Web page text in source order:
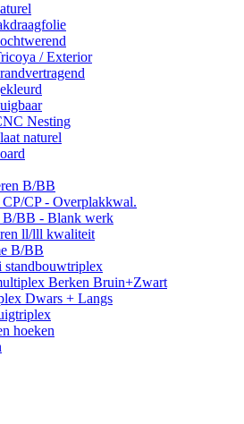
/ Exterior
Nesting
naturel
B/BB
CP - Overplakkwal.
B/BB - Blank werk
ll/lll kwaliteit
B/BB
standbouwtriplex
Berken Bruin+Zwart
Dwars + Langs
hoeken